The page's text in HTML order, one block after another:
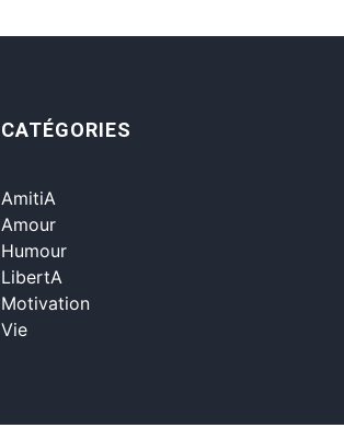
CATÉGORIES
AmitiA
Amour
Humour
LibertA
Motivation
Vie